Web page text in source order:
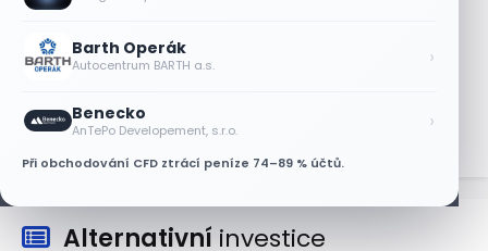
Barth Operák
Autocentrum BARTH a.s. ›
Benecko
AnTePo Developement, s.r.o. ›
Při obchodování CFD ztrácí peníze 74–89 % účtů.
Micron posílil o 7,6 % a zvýšil podíl na
trhu DRAM
Alternativní investice